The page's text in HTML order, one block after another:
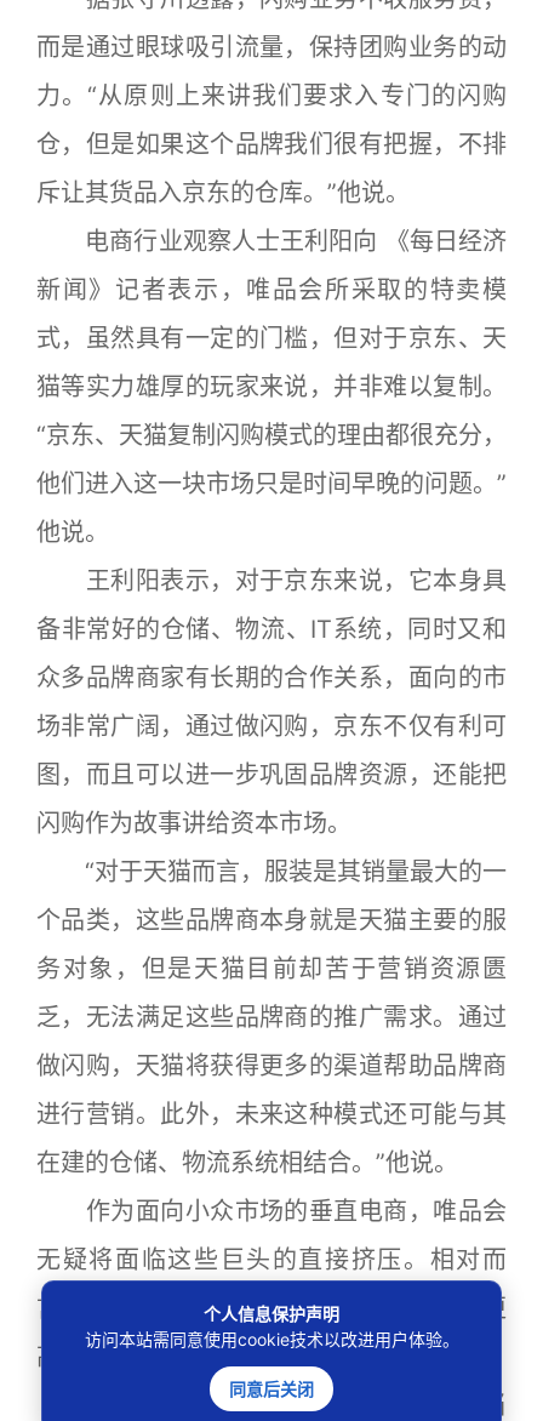
而是通过眼球吸引流量，保持团购业务的动
力。“从原则上来讲我们要求入专门的闪购
仓，但是如果这个品牌我们很有把握，不排
斥让其货品入京东的仓库。”他说。
电商行业观察人士王利阳向 《每日经济
新闻》记者表示，唯品会所采取的特卖模
式，虽然具有一定的门槛，但对于京东、天
猫等实力雄厚的玩家来说，并非难以复制。
“京东、天猫复制闪购模式的理由都很充分，
他们进入这一块市场只是时间早晚的问题。”
他说。
王利阳表示，对于京东来说，它本身具
备非常好的仓储、物流、IT系统，同时又和
众多品牌商家有长期的合作关系，面向的市
场非常广阔，通过做闪购，京东不仅有利可
图，而且可以进一步巩固品牌资源，还能把
闪购作为故事讲给资本市场。
“对于天猫而言，服装是其销量最大的一
个品类，这些品牌商本身就是天猫主要的服
务对象，但是天猫目前却苦于营销资源匮
乏，无法满足这些品牌商的推广需求。通过
做闪购，天猫将获得更多的渠道帮助品牌商
进行营销。此外，未来这种模式还可能与其
在建的仓储、物流系统相结合。”他说。
作为面向小众市场的垂直电商，唯品会
无疑将面临这些巨头的直接挤压。相对而
言，其流量成本高，获取新用户成本也会更
高，而用户的忠诚度却难以保证。
有业内人士分析指出，天猫、京东、当
个人信息保护声明
访问本站需同意使用cookie技术以改进用户体验。
同意后关闭